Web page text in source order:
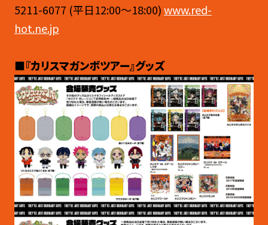
5211-6077 (平日12:00～18:00)www.red-
hot.ne.jp
■『カリスマガンボツアー』グッズ